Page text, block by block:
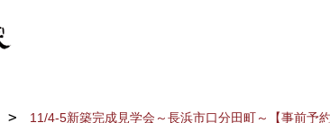
11/4-5新築完成見学会～長浜市口分田町～【事前予約